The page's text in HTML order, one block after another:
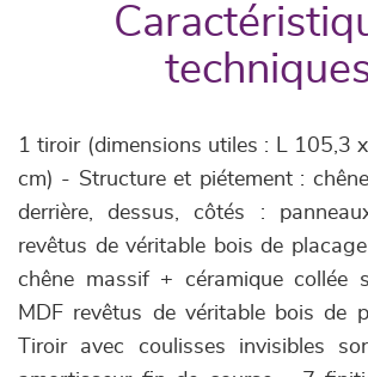
1 tiroir (dimensions utiles : L 105,3
cm) - Structure et piétement :
derrière, dessus, côtés :
revêtus de véritable bois de
chêne massif + céramique collée
MDF revêtus de véritable bois de
Tiroir avec coulisses invisibles